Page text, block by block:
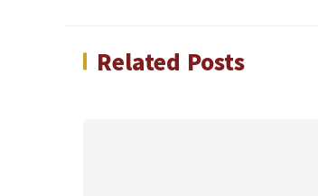
Related Posts